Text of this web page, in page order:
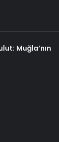
Muğla’nın